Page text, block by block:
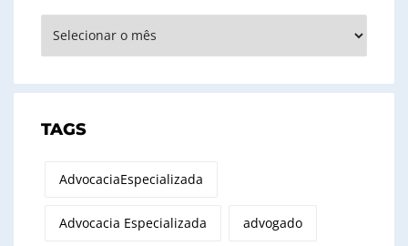
TAGS
AdvocaciaEspecializada
Advocacia Especializada advogado